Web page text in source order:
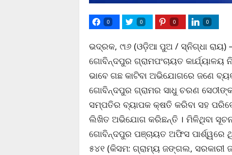
0 0 0 0
ଭଦ୍ରକ, ୯ା୬ (ଓଡ଼ିଆ ପୁଅ / ସ୍ନିଗ୍ଧା ରାୟ)
ଗୋବିନ୍ଦପୁର ଗ୍ରାମପଂଚାୟତ
ଭାବେ ଗଛ କାଟିବା ଅଭିଯୋଗରେ ଜଣେ
ଗୋବିନ୍ଦପୁର ଗ୍ରାମର ସାଧୁ ଚରଣ
ସମ୍ପତିର ବ୍ୟାପକ କ୍ଷତି କରିବା ସହ
ଲିଖିତ ଅଭିଯୋଗ କରିଛନ୍ତି । ମିଳିଥିବା
ଗୋବିନ୍ଦପୁର ପଞ୍ଚାୟତ ଅଫିସ ପାର୍ଶ୍ୱରେ
୫୪୧ (କିସମ: ଗ୍ରାମ୍ୟ ଜଙ୍ଗଲ, ସରକାରୀ